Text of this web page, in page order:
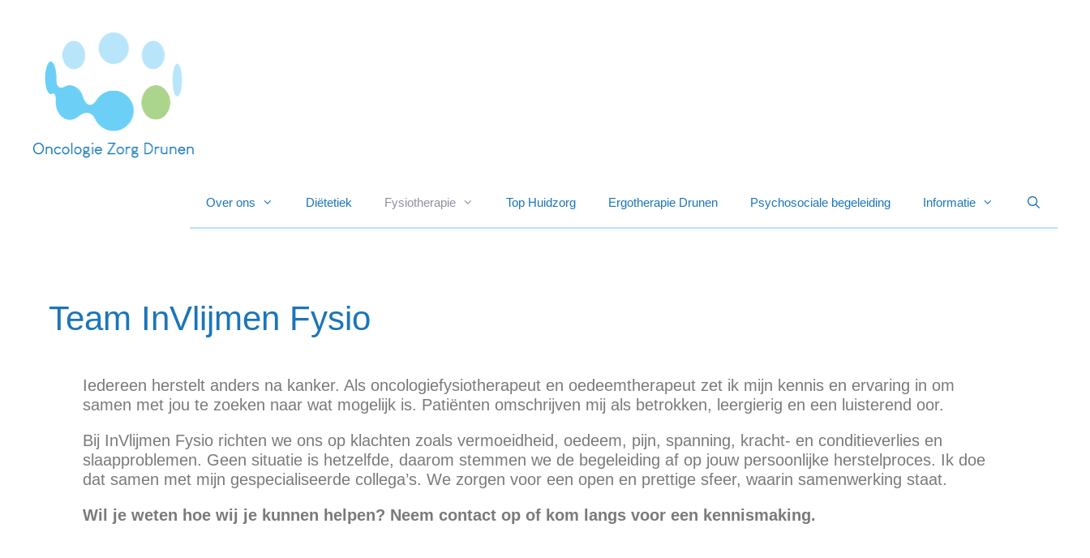
Over ons Diëtetiek Fysiotherapie Top Huidzorg Ergotherapie Drunen Psychosociale begeleiding Informatie
Team InVlijmen Fysio
Iedereen herstelt anders na kanker. Als oncologiefysiotherapeut en oedeemtherapeut zet ik mijn kennis en ervaring in om
samen met jou te zoeken naar wat mogelijk is. Patiënten omschrijven mij als betrokken, leergierig en een luisterend oor.
Bij InVlijmen Fysio richten we ons op klachten zoals vermoeidheid, oedeem, pijn, spanning, kracht- en conditieverlies en
slaapproblemen. Geen situatie is hetzelfde, daarom stemmen we de begeleiding af op jouw persoonlijke herstelproces. Ik doe
dat samen met mijn gespecialiseerde collega’s. We zorgen voor een open en prettige sfeer, waarin samenwerking staat.
Wil je weten hoe wij je kunnen helpen? Neem contact op of kom langs voor een kennismaking.